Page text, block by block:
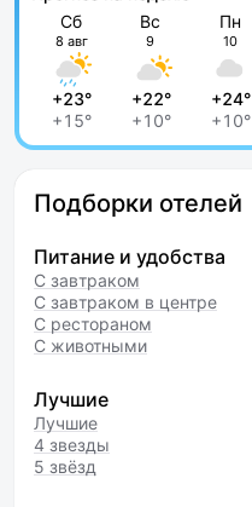
Сб
8 авг
+23°
+15°
Вс
9
+22°
+10°
Пн
10
+24°
+10°
Подборки отелей
Питание и удобства
С завтраком
С завтраком в центре
С рестораном
С животными
Лучшие
Лучшие
4 звезды
5 звёзд